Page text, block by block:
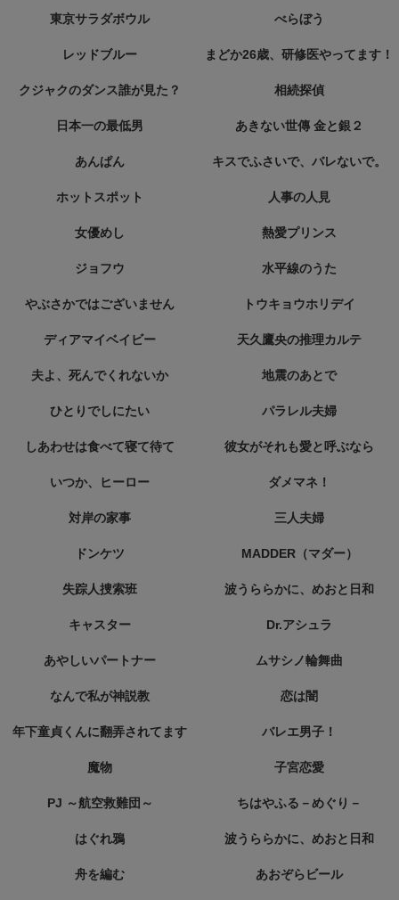
東京サラダボウル べらぼう
レッドブルー まどか26歳、研修医やってます！
クジャクのダンス誰が見た？ 相続探偵
日本一の最低男 あきない世傳 金と銀２
あんぱん キスでふさいで、バレないで。
ホットスポット 人事の人見
女優めし 熱愛プリンス
ジョフウ 水平線のうた
やぶさかではございません トウキョウホリデイ
ディアマイベイビー 天久鷹央の推理カルテ
夫よ、死んでくれないか 地震のあとで
ひとりでしにたい パラレル夫婦
しあわせは食べて寝て待て 彼女がそれも愛と呼ぶなら
いつか、ヒーロー ダメマネ！
対岸の家事 三人夫婦
ドンケツ MADDER（マダー）
失踪人捜索班 波うららかに、めおと日和
キャスター Dr.アシュラ
あやしいパートナー ムサシノ輪舞曲
なんで私が神説教 恋は闇
年下童貞くんに翻弄されてます バレエ男子！
魔物 子宮恋愛
PJ ～航空救難団～ ちはやふる－めぐり－
はぐれ鴉 波うららかに、めおと日和
舟を編む あおぞらビール